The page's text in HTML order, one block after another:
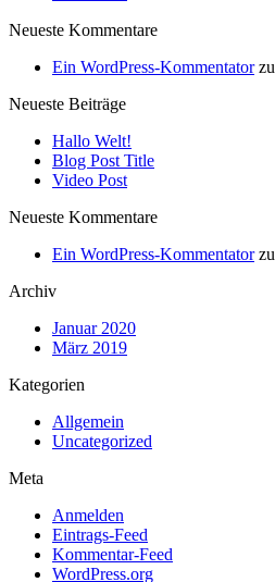
Neueste Kommentare
Ein WordPress-Kommentatorzu
Neueste Beiträge
Hallo Welt!
Blog Post Title
Video Post
Neueste Kommentare
Ein WordPress-Kommentatorzu
Archiv
Januar 2020
März 2019
Kategorien
Allgemein
Uncategorized
Meta
Anmelden
Eintrags-Feed
Kommentar-Feed
WordPress.org